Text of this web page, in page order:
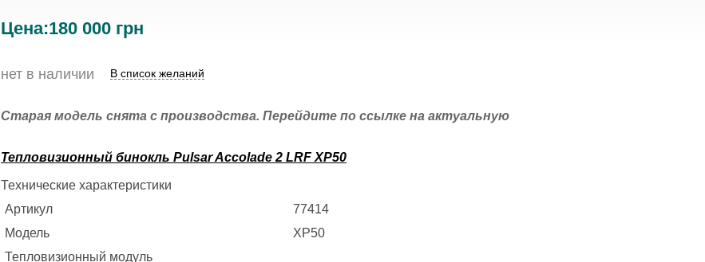
Цена:180 000 грн
нет в наличии В список желаний
Старая модель снята с производства. Перейдите по ссылке на актуальную
Тепловизионный бинокль Pulsar Accolade 2 LRF XP50
Технические характеристики
Артикул
77414
Модель
XP50
Тепловизионный модуль